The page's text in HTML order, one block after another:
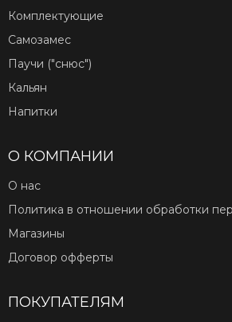
Комплектующие
Самозамес
Паучи ("снюс")
Кальян
Напитки
О КОМПАНИИ
О нас
Политика в отношении обработки
Магазины
Договор офферты
ПОКУПАТЕЛЯМ